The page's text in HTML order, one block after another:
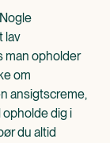
lav
man opholder
om
ansigtscreme,
opholde dig i
du altid